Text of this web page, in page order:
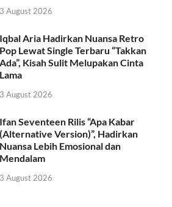
3 August 2026
Iqbal Aria Hadirkan Nuansa Retro
Pop Lewat Single Terbaru “Takkan
Ada”, Kisah Sulit Melupakan Cinta
Lama
3 August 2026
Ifan Seventeen Rilis “Apa Kabar
(Alternative Version)”, Hadirkan
Nuansa Lebih Emosional dan
Mendalam
3 August 2026